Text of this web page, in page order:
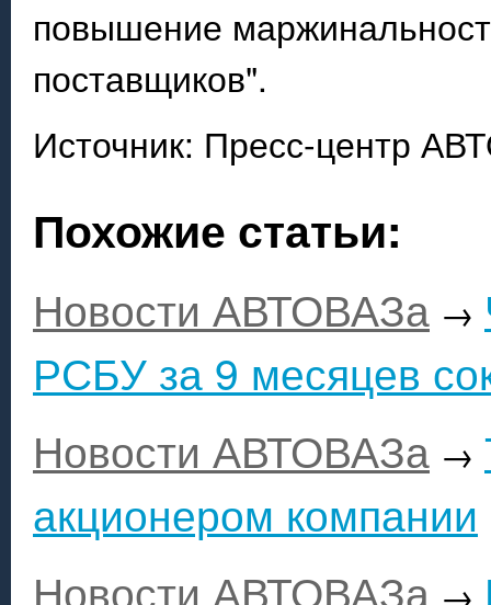
повышение
поставщиков".
Источник: Пресс-центр
Похожие статьи:
Новости АВТОВАЗа →
РСБУ за 9 месяцев
Новости АВТОВАЗа →
акционером компании
Новости АВТОВАЗа →